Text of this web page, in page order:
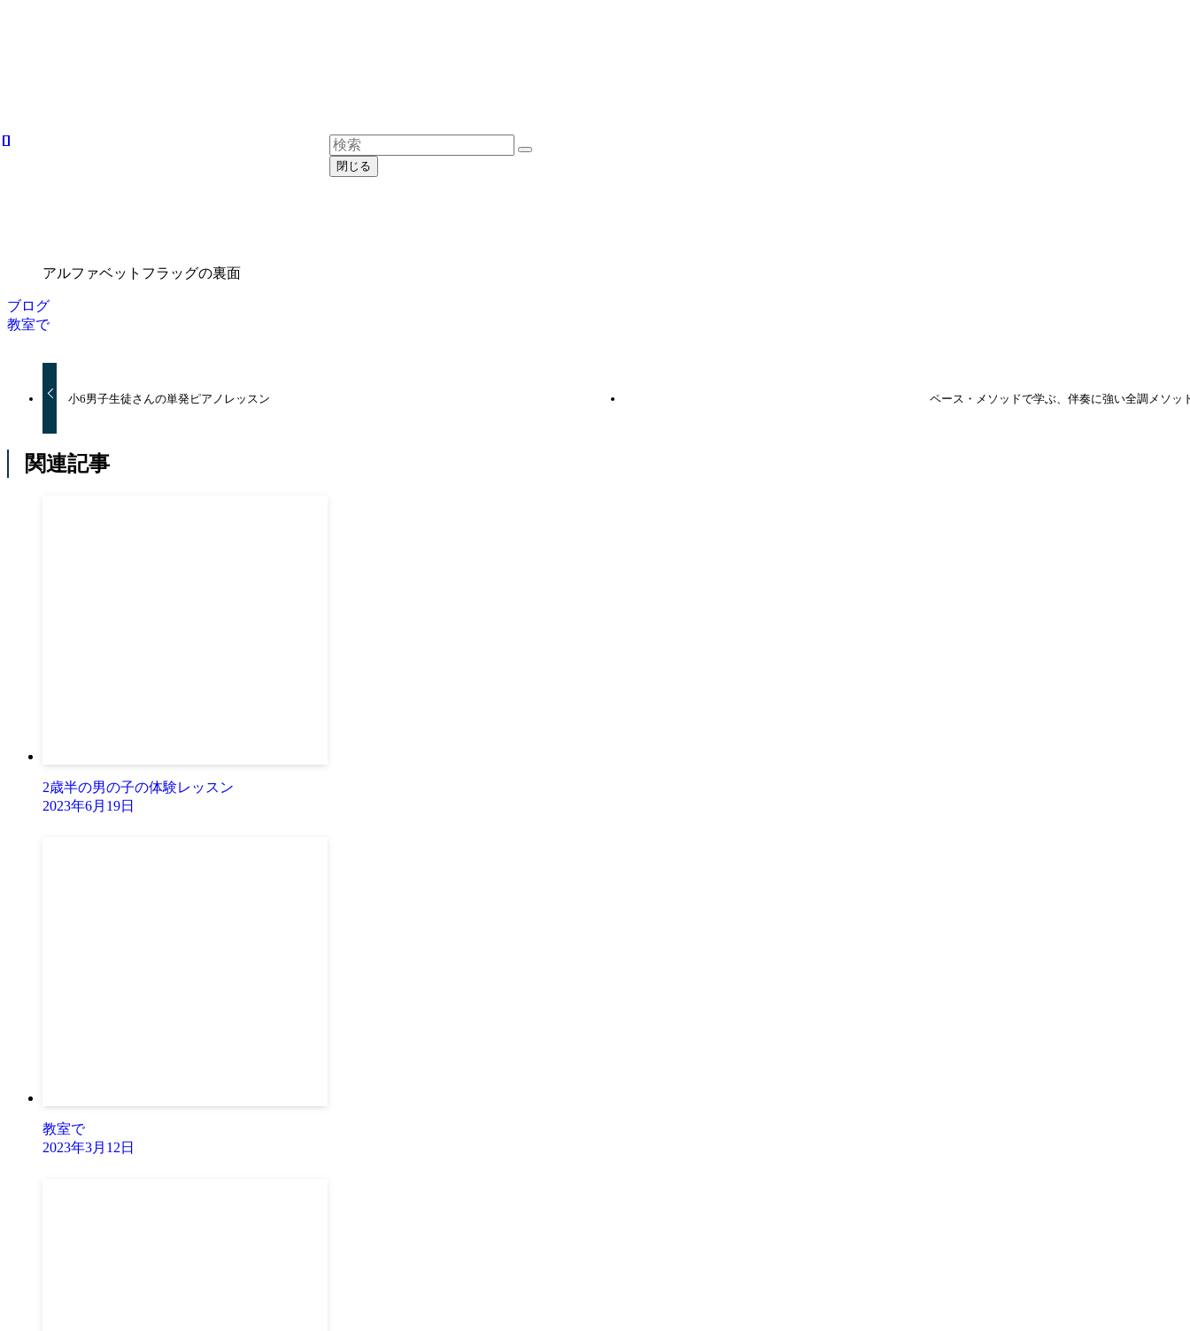
アルファベットフラッグの裏面
ブログ
教室で
小6男子生徒さんの単発ピアノレッスン ペース・メソッドで学ぶ、伴奏に強い全調メソッ
関連記事
2歳半の男の子の体験レッスン
2023年6月19日
教室で
2023年3月12日
閉じる